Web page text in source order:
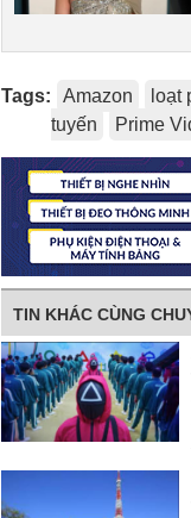
Tags: Amazon loạt
tuyến
Prime
TIN KHÁC CÙNG